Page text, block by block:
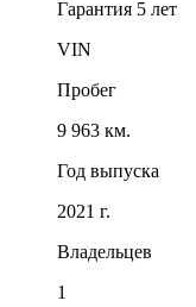
Гарантия 5 лет
VIN
Пробег
9 963 км.
Год выпуска
2021 г.
Владельцев
1